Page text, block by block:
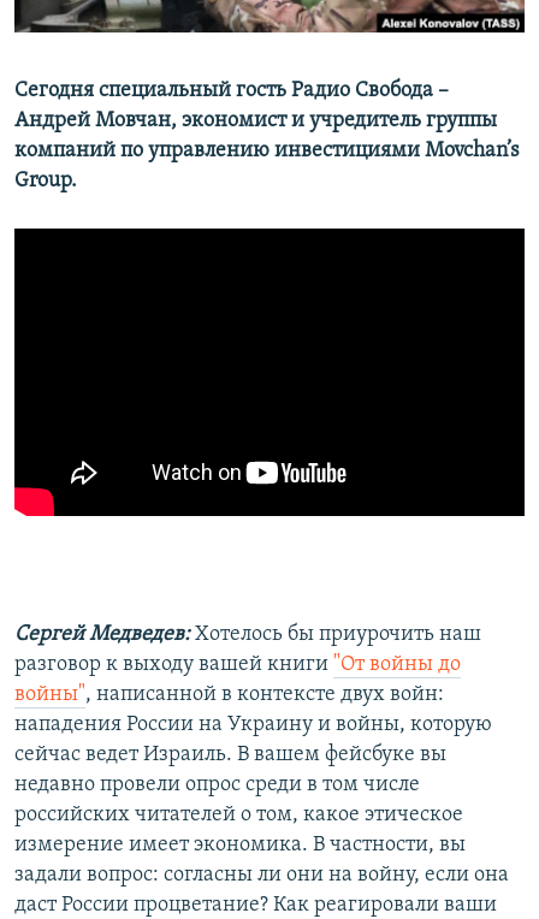
Сегодня специальный гость Радио Свобода –
Андрей Мовчан, экономист и учредитель группы
компаний по управлению инвестициями Movchan’s
Group.
Сергей Медведев:Хотелось бы приурочить наш
разговор к выходу вашей книги "От войны до
войны", написанной в контексте двух войн:
нападения России на Украину и войны, которую
сейчас ведет Израиль. В вашем фейсбуке вы
недавно провели опрос среди в том числе
российских читателей о том, какое этическое
измерение имеет экономика. В частности, вы
задали вопрос: согласны ли они на войну, если она
даст России процветание? Как реагировали ваши